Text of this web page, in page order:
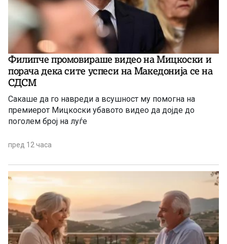
Филипче промовираше видео на Мицкоски и
порача дека сите успеси на Македонија се на
СДСМ
Сакаше да го навреди а всушност му помогна на
премиерот Мицкоски убавото видео да дојде до
поголем број на луѓе
пред 12 часа